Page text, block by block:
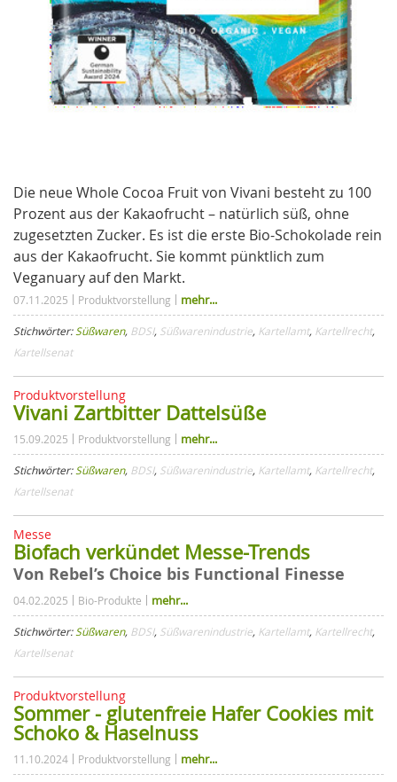
Die neue Whole Cocoa Fruit von Vivani besteht zu 100
Prozent aus der Kakaofrucht – natürlich süß, ohne
zugesetzten Zucker. Es ist die erste Bio-Schokolade rein
aus der Kakaofrucht. Sie kommt pünktlich zum
Veganuary auf den Markt.
07.11.2025 Produktvorstellung mehr...
Stichwörter:Süßwaren, BDSI, Süßwarenindustrie, Kartellamt, Kartellrecht,
Kartellsenat
Produktvorstellung
Vivani Zartbitter Dattelsüße
15.09.2025 Produktvorstellung mehr...
Stichwörter:Süßwaren, BDSI, Süßwarenindustrie, Kartellamt, Kartellrecht,
Kartellsenat
Messe
Biofach verkündet Messe-Trends
Von Rebel’s Choice bis Functional Finesse
04.02.2025 Bio-Produkte mehr...
Stichwörter:Süßwaren, BDSI, Süßwarenindustrie, Kartellamt, Kartellrecht,
Kartellsenat
Produktvorstellung
Sommer - glutenfreie Hafer Cookies mit
Schoko & Haselnuss
11.10.2024 Produktvorstellung mehr...